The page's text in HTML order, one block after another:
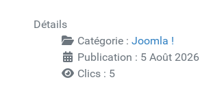
Détails
Catégorie : Joomla !
Publication : 5 Août 2026
Clics : 5